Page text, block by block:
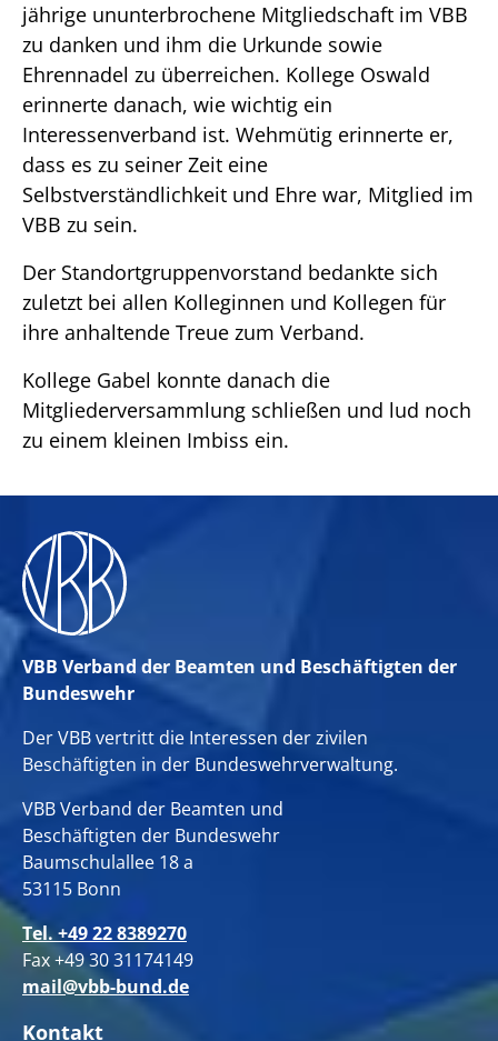
jährige ununterbrochene Mitgliedschaft im VBB
zu danken und ihm die Urkunde sowie
Ehrennadel zu überreichen. Kollege Oswald
erinnerte danach, wie wichtig ein
Interessenverband ist. Wehmütig erinnerte er,
dass es zu seiner Zeit eine
Selbstverständlichkeit und Ehre war, Mitglied im
VBB zu sein.
Der Standortgruppenvorstand bedankte sich
zuletzt bei allen Kolleginnen und Kollegen für
ihre anhaltende Treue zum Verband.
Kollege Gabel konnte danach die
Mitgliederversammlung schließen und lud noch
zu einem kleinen Imbiss ein.
VBB Verband der Beamten und Beschäftigten der
Bundeswehr
Der VBB vertritt die Interessen der zivilen
Beschäftigten in der Bundeswehrverwaltung.
VBB Verband der Beamten und
Beschäftigten der Bundeswehr
Baumschulallee 18 a
53115 Bonn
Tel. +49 22 8389270
Fax +49 30 31174149
mail@vbb-bund.de
Kontakt